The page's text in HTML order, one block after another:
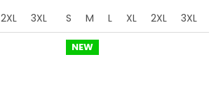
2XL 3XL 4XL 5XL
S
M L XL 2XL 3XL
NEW